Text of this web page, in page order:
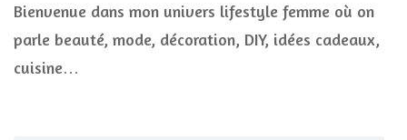
Bienvenue dans mon univers lifestyle femme où on
parle beauté, mode, décoration, DIY, idées cadeaux,
cuisine…